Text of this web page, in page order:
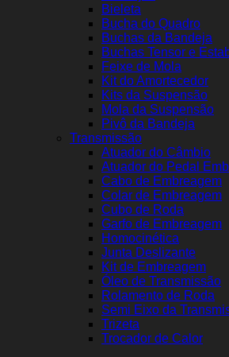
Bieleta
Bucha do Quadro
Buchas da Bandeja
Buchas Tensor e
Feixe de Mola
Kit do Amortecedor
Kits da Suspensão
Mola da Suspensão
Pivô da Bandeja
Transmissão
Atuador do Câmbio
Atuador do Pedal
Cabo de Embreagem
Colar de Embreagem
Cubo de Roda
Garfo de Embreagem
Homocinética
Junta Deslizante
Kit de Embreagem
Óleo de Transmissão
Rolamento de Roda
Semi Eixo da
Trizeta
Trocador de Calor